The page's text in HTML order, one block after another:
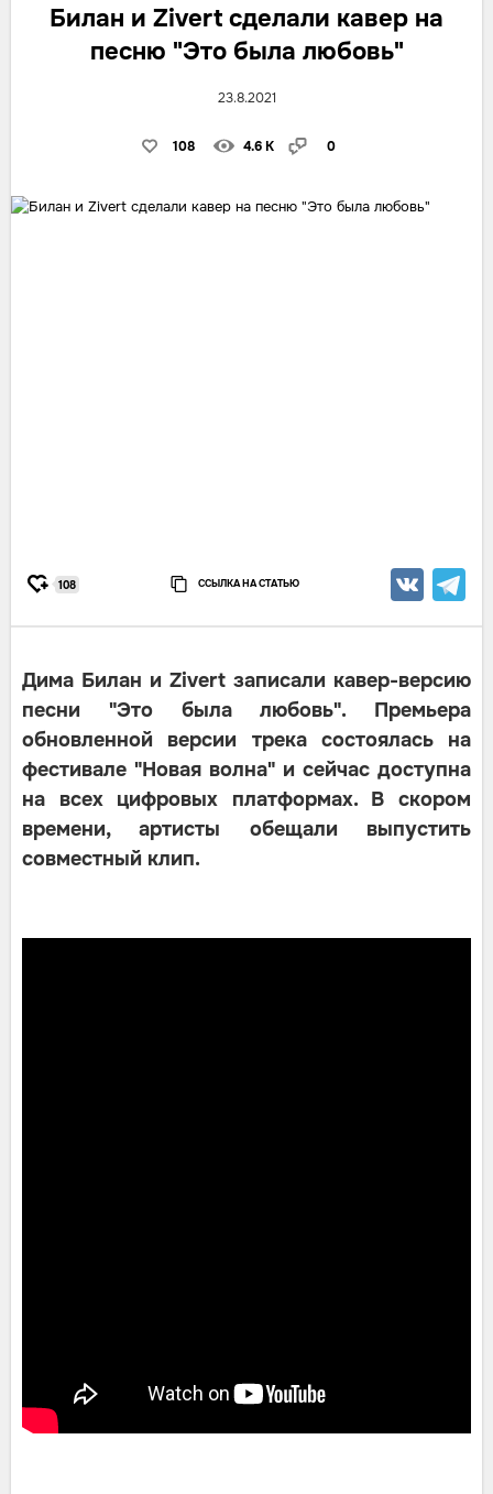
Билан и Zivert сделали кавер на
песню "Это была любовь"
23.8.2021
108 4.6 K 0
108 ССЫЛКА НА СТАТЬЮ
Дима Билан и Zivert записали кавер-версию
песни "Это была любовь". Премьера
обновленной версии трека состоялась на
фестивале "Новая волна" и сейчас доступна
на всех цифровых платформах. В скором
времени, артисты обещали выпустить
совместный клип.